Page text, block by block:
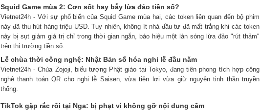
Squid Game mùa 2: Cơn sốt hay bẫy lừa đảo tiền số?
Vietnet24h - Với sự phổ biến của Squid Game mùa hai, các token liên quan đến bộ phim
này đã thu hút hàng triệu USD. Tuy nhiên, không ít nhà đầu tư đã mất trắng khi các token
này bị sụt giảm giá trị chỉ trong thời gian ngắn, báo hiệu một làn sóng lừa đảo "rút thảm"
trên thị trường tiền số.
Lễ chùa thời công nghệ: Nhật Bản số hóa nghi lễ đầu năm
Vietnet24h - Chùa Zojoji, biểu tượng Phật giáo tại Tokyo, đang tiên phong tích hợp công
nghệ thanh toán QR cho nghi lễ Saisen, vừa tiện lợi vừa giữ nguyên tinh thần truyền
thống.
TikTok gặp rắc rối tại Nga: bị phạt vì không gỡ nội dung cấm